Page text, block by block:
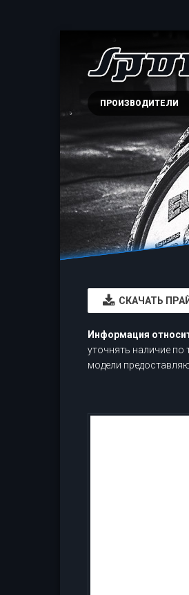
ПРОИЗВОДИТЕЛИ
CКАЧАТЬ
Информация
уточнять наличие
модели